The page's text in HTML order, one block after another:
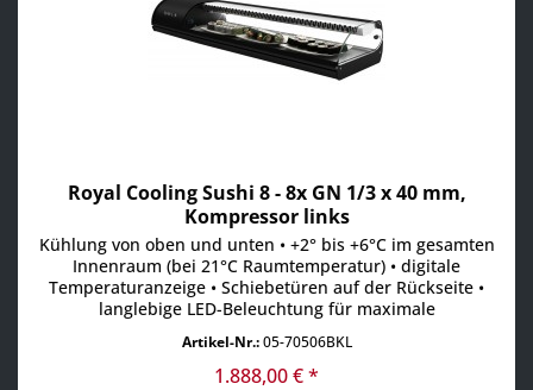
Royal Cooling Sushi 8 - 8x GN 1/3 x 40 mm,
Kompressor links
Kühlung von oben und unten • +2° bis +6°C im gesamten
Innenraum (bei 21°C Raumtemperatur) • digitale
Temperaturanzeige • Schiebetüren auf der Rückseite •
langlebige LED-Beleuchtung für maximale
Sichtbarkeit der Produkte • Scheiben aus gehärtetem Glas
• aufklappbare Frontscheibe • inkl. GN-Behälter
Artikel-Nr.:05-70506BKL
1.888,00 € *